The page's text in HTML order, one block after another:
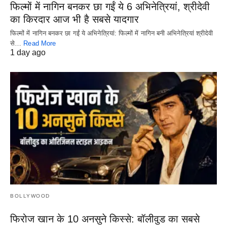
फिल्मों में नागिन बनकर छा गईं ये 6 अभिनेत्रियां, श्रीदेवी
का किरदार आज भी है सबसे यादगार
फिल्मों में नागिन बनकर छा गईं ये अभिनेत्रियां: फिल्मों में नागिन बनी अभिनेत्रियां श्रीदेवी
से…
Read More
1 day ago
BOLLYWOOD
फिरोज खान के 10 अनसुने किस्से: बॉलीवुड का सबसे